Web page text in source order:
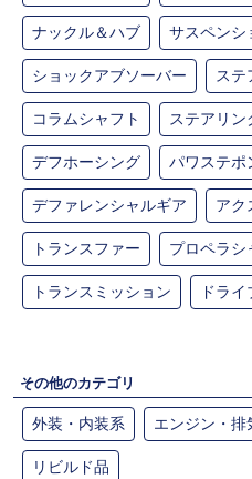
ナックル＆ハブ サスペンシ
ショックアブソーバー ステ
コラムシャフト ステアリン
デフホーシング パワステポ
デファレンシャルギア アク
トランスファー プロペラシ
トランスミッション ドラ
その他のカテゴリ
外装・内装系 エンジン・排
リビルド品